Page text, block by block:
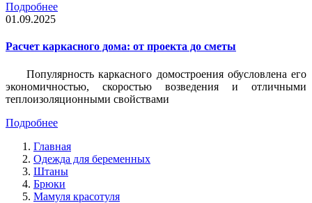
Подробнее
01.09.2025
Расчет каркасного дома: от проекта до сметы
Популярность каркасного домостроения обусловлена его
экономичностью, скоростью возведения и отличными
теплоизоляционными свойствами
Подробнее
Главная
Одежда для беременных
Штаны
Брюки
Мамуля красотуля